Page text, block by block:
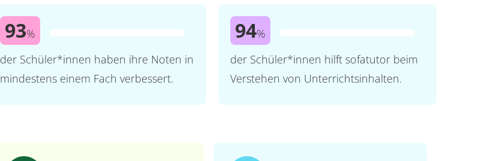
93%
der Schüler*innen haben ihre Noten in
mindestens einem Fach verbessert.
94%
der Schüler*innen hilft sofatutor beim
Verstehen von Unterrichtsinhalten.